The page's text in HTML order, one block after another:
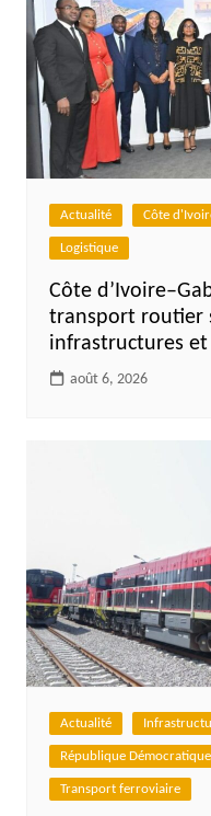
Actualité Côte
Logistique
Côte
transport routier
infrastructures
août 6, 2026
Actualité
République
Transport ferroviaire